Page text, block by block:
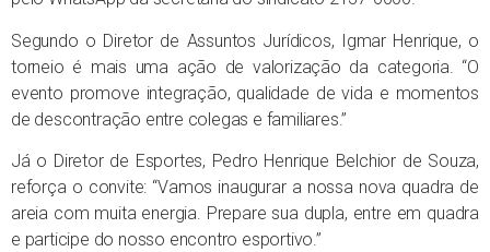
Segundo o Diretor de Assuntos Jurídicos, Igmar Henrique, o
torneio é mais uma ação de valorização da categoria. “O
evento promove integração, qualidade de vida e momentos
de descontração entre colegas e familiares.”
Já o Diretor de Esportes, Pedro Henrique Belchior de Souza,
reforça o convite: “Vamos inaugurar a nossa nova quadra de
areia com muita energia. Prepare sua dupla, entre em quadra
e participe do nosso encontro esportivo.”